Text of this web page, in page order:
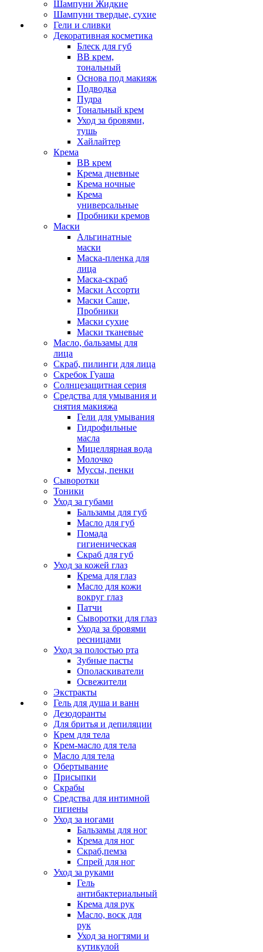
Шампуни Жидкие
Шампуни твердые, сухие
Гели и сливки
Декоративная косметика
Блеск для губ
ВВ крем,
тональный
Основа под макияж
Подводка
Пудра
Тональный крем
Уход за бровями,
тушь
Хайлайтер
Крема
ВВ крем
Крема дневные
Крема ночные
Крема
универсальные
Пробники кремов
Маски
Альгинатные
маски
Маска-пленка для
лица
Маска-скраб
Маски Ассорти
Маски Саше,
Пробники
Маски сухие
Маски тканевые
Масло, бальзамы для
лица
Скраб, пилинги для лица
Скребок Гуаша
Солнцезащитная серия
Средства для умывания и
снятия макияжа
Гели для умывания
Гидрофильные
масла
Мицеллярная вода
Молочко
Муссы, пенки
Сыворотки
Тоники
Уход за губами
Бальзамы для губ
Масло для губ
Помада
гигиеническая
Скраб для губ
Уход за кожей глаз
Крема для глаз
Масло для кожи
вокруг глаз
Патчи
Сыворотки для глаз
Ухода за бровями
ресницами
Уход за полостью рта
Зубные пасты
Ополаскиватели
Освежители
Экстракты
Гель для душа и ванн
Дезодоранты
Для бритья и депиляции
Крем для тела
Крем-масло для тела
Масло для тела
Обертывание
Присыпки
Скрабы
Средства для интимной
гигиены
Уход за ногами
Бальзамы для ног
Крема для ног
Скраб,пемза
Спрей для ног
Уход за руками
Гель
антибактериальный
Крема для рук
Масло, воск для
рук
Уход за ногтями и
кутикулой